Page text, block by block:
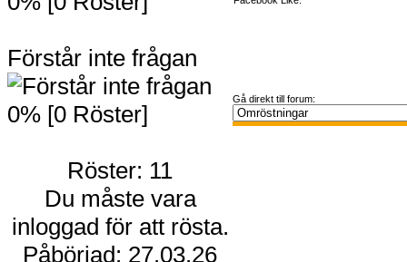
Förstår inte frågan
0% [0 Röster]
Röster: 11
Du måste vara
inloggad för att rösta.
Påbörjad: 27.03.26
Gå direkt till forum: